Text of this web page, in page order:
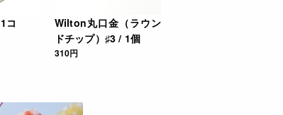
コ
Wilton丸口金（ラウン
ドチップ）♯3 / 1個
310円